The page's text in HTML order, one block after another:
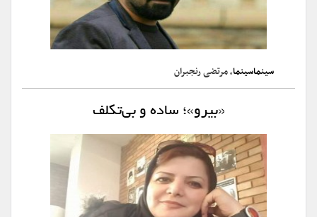
سینماسینما، مرتضی رنجبران
«بیرو»؛ ساده و بی‌تکلف